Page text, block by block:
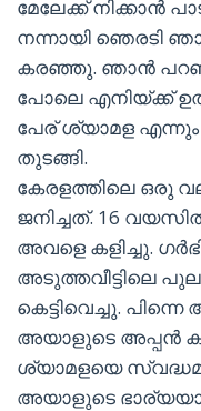
മേലേക്ക് നിക്കാൻ
നന്നായി ഞെരടി
കരഞ്ഞു. ഞാൻ
പോലെ എനിയ്ക്ക്
പേര് ശ്യാമള
തുടങ്ങി.
കേരളത്തിലെ ഒരു
ജനിച്ചത്. 16
അവളെ കളിച്ചു.
അടുത്തവീട്ടിലെ
കെട്ടിവെച്ചു.
അയാളുടെ അപ്പൻ
ശ്യാമളയെ
അയാളുടെ